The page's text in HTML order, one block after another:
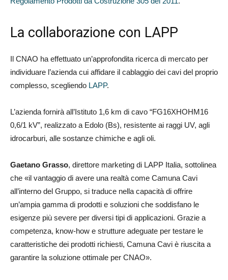
La collaborazione con LAPP
Il CNAO ha effettuato un’approfondita ricerca di mercato per
individuare l’azienda cui affidare il cablaggio dei cavi del proprio
complesso, scegliendo LAPP.
L’azienda fornirà all’Istituto 1,6 km di cavo “FG16XHOHM16
0,6/1 kV”, realizzato a Edolo (Bs), resistente ai raggi UV, agli
idrocarburi, alle sostanze chimiche e agli oli.
Gaetano Grasso, direttore marketing di LAPP Italia, sottolinea
che «il vantaggio di avere una realtà come Camuna Cavi
all’interno del Gruppo, si traduce nella capacità di offrire
un’ampia gamma di prodotti e soluzioni che soddisfano le
esigenze più severe per diversi tipi di applicazioni. Grazie a
competenza, know-how e strutture adeguate per testare le
caratteristiche dei prodotti richiesti, Camuna Cavi è riuscita a
garantire la soluzione ottimale per CNAO».